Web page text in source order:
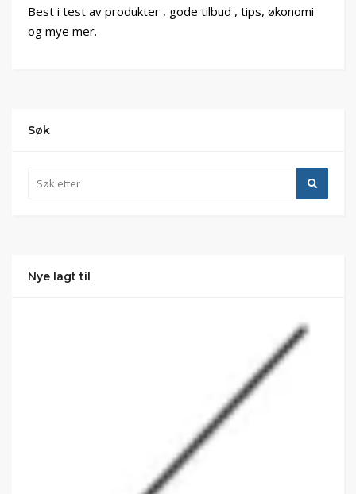
Best i test av produkter , gode tilbud , tips, økonomi
og mye mer.
Søk
Nye lagt til